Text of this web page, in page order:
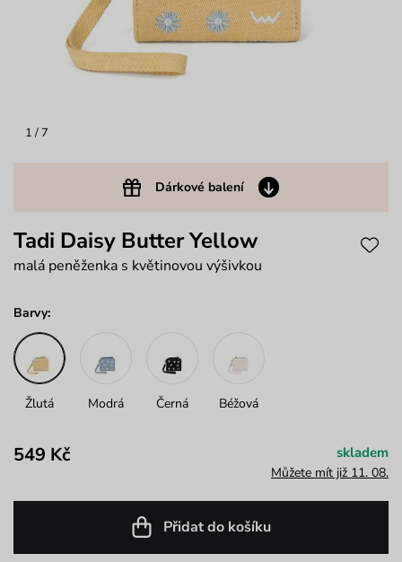
1 / 7
Dárkové balení
Tadi Daisy Butter Yellow
malá peněženka s květinovou výšivkou
Barvy:
Žlutá Modrá Černá Béžová
549 Kč skladem
Můžete mít již 11. 08.
Přidat do košíku